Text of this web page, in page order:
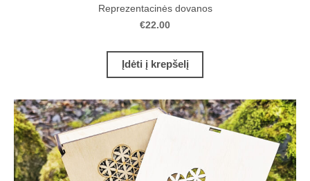
Reprezentacinės dovanos
€22.00
Įdėti į krepšelį